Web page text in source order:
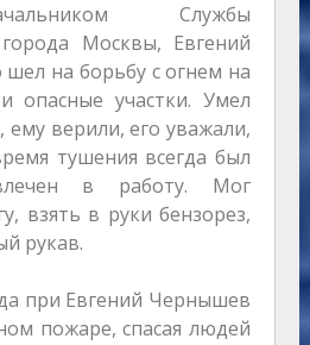
Службы
Москвы, Евгений
на борьбу с огнем на
опасные участки. Умел
ему верили, его уважали,
тушения всегда был
в работу. Мог
взять в руки бензорез,
рукав.
при Евгений Чернышев
пожаре, спасая людей